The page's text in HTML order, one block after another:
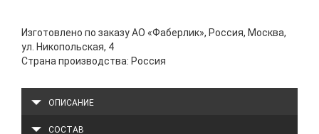
Изготовлено по заказу АО «Фаберлик», Россия, Москва,
ул. Никопольская, 4
Страна производства: Россия
ОПИСАНИЕ
СОСТАВ